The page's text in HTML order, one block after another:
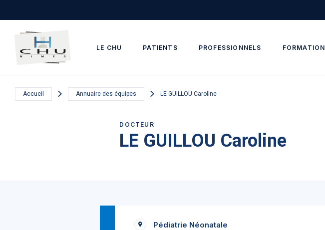
LE CHU PATIENTS PROFESSIONNELS FORMATION
Accueil Annuaire des équipes LE GUILLOU Caroline
DOCTEUR
LE GUILLOU Caroline
Pédiatrie Néonatale